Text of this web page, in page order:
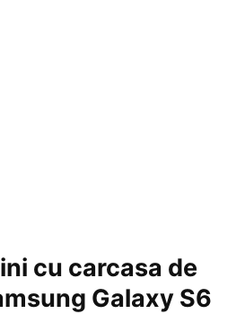
cu carcasa de
Galaxy S6